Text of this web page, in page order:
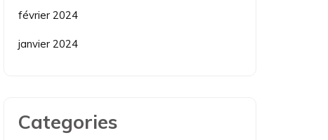
février 2024
janvier 2024
Categories